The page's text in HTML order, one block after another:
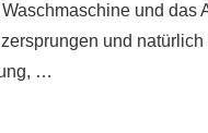
und das
und
…